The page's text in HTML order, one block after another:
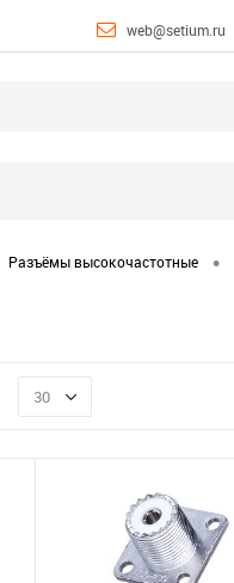
web@setium.ru
Разъёмы высокочастотные •
30